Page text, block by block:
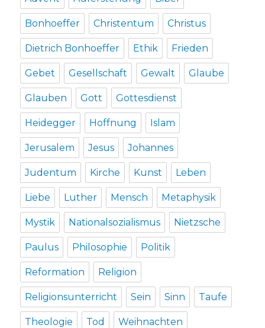
Bonhoeffer Christentum Christus
Dietrich Bonhoeffer Ethik Frieden
Gebet Gesellschaft Gewalt Glaube
Glauben Gott Gottesdienst
Heidegger Hoffnung Islam
Jerusalem Jesus Johannes
Judentum Kirche Kunst Leben
Liebe Luther Mensch Metaphysik
Mystik Nationalsozialismus Nietzsche
Paulus Philosophie Politik
Reformation Religion
Religionsunterricht Sein Sinn Taufe
Theologie Tod Weihnachten